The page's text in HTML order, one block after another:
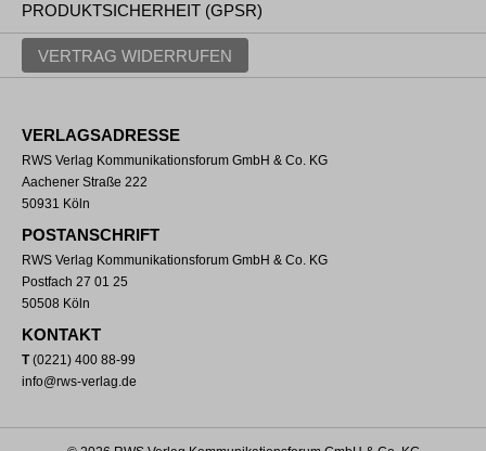
PRODUKTSICHERHEIT (GPSR)
VERTRAG WIDERRUFEN
VERLAGSADRESSE
RWS Verlag Kommunikationsforum GmbH & Co. KG
Aachener Straße 222
50931 Köln
POSTANSCHRIFT
RWS Verlag Kommunikationsforum GmbH & Co. KG
Postfach 27 01 25
50508 Köln
KONTAKT
T(0221) 400 88-99
info@rws-verlag.de